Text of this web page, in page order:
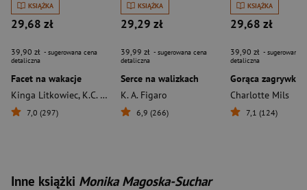
KSIĄŻKA
29,68 zł
39,90 zł - sugerowana cena
detaliczna
Facet na wakacje
Kinga Litkowiec, K.C. Hiddenstorm ,Magdalena Winnicka,Charlotte
7,0 (297)
KSIĄŻKA
29,29 zł
39,99 zł - sugerowana cena
detaliczna
Serce na walizkach
K. A. Figaro
6,9 (266)
KSIĄŻKA
29,68 zł
39,90 zł - sugerowana
detaliczna
Gorąca zagrywka
Charlotte Mils
7,1 (124)
Inne książki Monika Magoska-Suchar